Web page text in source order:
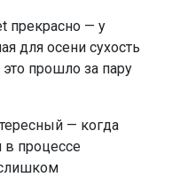
прекрасно — у
для осени сухость
это прошло за пару
— когда
в процессе